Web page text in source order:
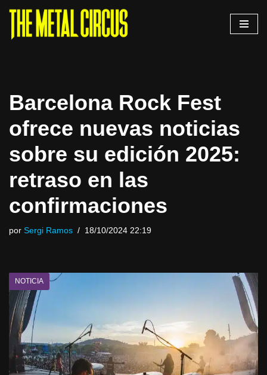
Saltar
Barcelona Rock Fest
ofrece nuevas noticias
sobre su edición 2025:
retraso en las
confirmaciones
por Sergi Ramos 18/10/2024 22:19
NOTICIA